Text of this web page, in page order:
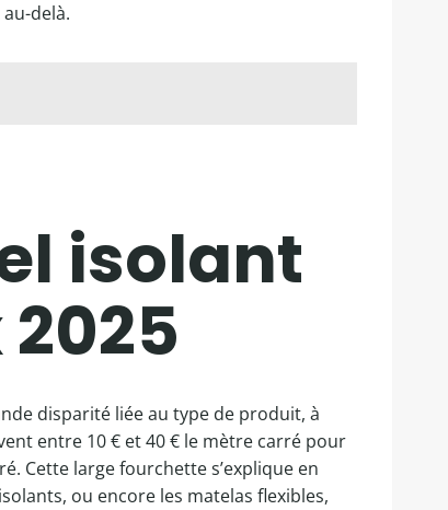
delà.
isolant
disparité liée au type de produit, à
entre 10 € et 40 € le mètre carré pour
Cette large fourchette s’explique en
ou encore les matelas flexibles,